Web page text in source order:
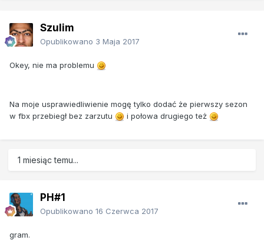
Szulim
Opublikowano 3 Maja 2017
Okey, nie ma problemu
Na moje usprawiedliwienie mogę tylko dodać że pierwszy sezon
w fbx przebiegł bez zarzutu
i połowa drugiego też
1 miesiąc temu...
PH#1
Opublikowano 16 Czerwca 2017
gram.